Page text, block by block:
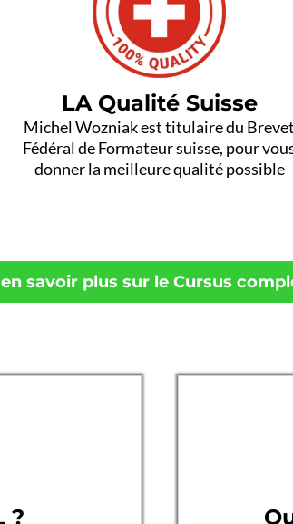
LA Qualité Suisse
Michel Wozniak est titulaire du Brevet
Fédéral de Formateur suisse, pour
donner la meilleure qualité possible
savoir plus sur le Cursus
?